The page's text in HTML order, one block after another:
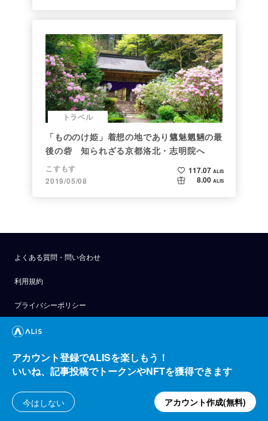
トラベル
「もののけ姫」着想の地であり魑魅魍魎の最
後の砦 知られざる京都洛北・志明院へ
こすもす
2019/05/08
117.07 ALIS
8.00 ALIS
よくある質問・問い合わせ
利用規約
プライバシーポリシー
公式アナウンス
技術ブログ
API
運営会社
アカウント登録でALISを楽しもう！
いいね、記事投稿でトークンやNFTを獲得できます
今はしない アカウント作成(無料)